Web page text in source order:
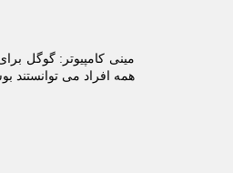
مینی کامپیوتر: گوگل
همه افراد می توانستند